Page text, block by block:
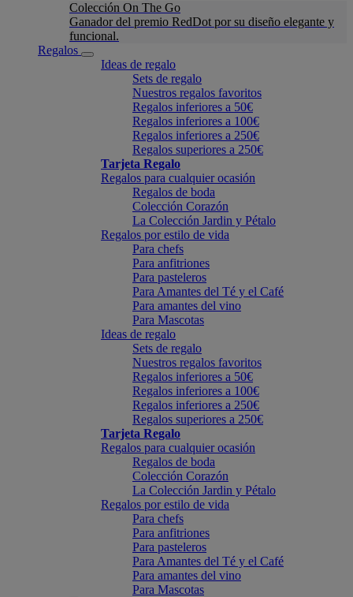
Colección On The Go
Ganador del premio RedDot por su diseño elegante y
funcional.
Regalos
Ideas de regalo
Sets de regalo
Nuestros regalos favoritos
Regalos inferiores a 50€
Regalos inferiores a 100€
Regalos inferiores a 250€
Regalos superiores a 250€
Tarjeta Regalo
Regalos para cualquier ocasión
Regalos de boda
Colección Corazón
La Colección Jardin y Pétalo
Regalos por estilo de vida
Para chefs
Para anfitriones
Para pasteleros
Para Amantes del Té y el Café
Para amantes del vino
Para Mascotas
Ideas de regalo
Sets de regalo
Nuestros regalos favoritos
Regalos inferiores a 50€
Regalos inferiores a 100€
Regalos inferiores a 250€
Regalos superiores a 250€
Tarjeta Regalo
Regalos para cualquier ocasión
Regalos de boda
Colección Corazón
La Colección Jardin y Pétalo
Regalos por estilo de vida
Para chefs
Para anfitriones
Para pasteleros
Para Amantes del Té y el Café
Para amantes del vino
Para Mascotas